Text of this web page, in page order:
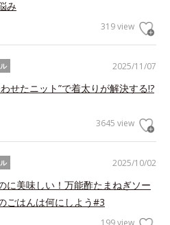
み
319 view
2025/11/07
せたニット”で着太りが解決する!?
3645 view
2025/10/02
に美味しい！万能酢たまねぎソー
ごはんは何にしよう#3
199 view